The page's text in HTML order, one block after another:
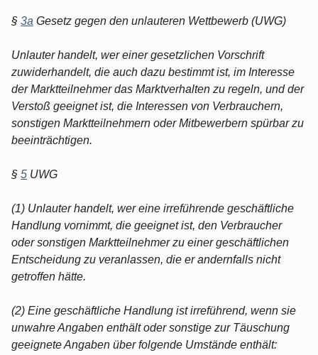
§ 3a Gesetz gegen den unlauteren Wettbewerb (UWG)
Unlauter handelt, wer einer gesetzlichen Vorschrift
zuwiderhandelt, die auch dazu bestimmt ist, im Interesse
der Marktteilnehmer das Marktverhalten zu regeln, und der
Verstoß geeignet ist, die Interessen von Verbrauchern,
sonstigen Marktteilnehmern oder Mitbewerbern spürbar zu
beeinträchtigen.
§ 5 UWG
(1) Unlauter handelt, wer eine irreführende geschäftliche
Handlung vornimmt, die geeignet ist, den Verbraucher
oder sonstigen Marktteilnehmer zu einer geschäftlichen
Entscheidung zu veranlassen, die er andernfalls nicht
getroffen hätte.
(2) Eine geschäftliche Handlung ist irreführend, wenn sie
unwahre Angaben enthält oder sonstige zur Täuschung
geeignete Angaben über folgende Umstände enthält: